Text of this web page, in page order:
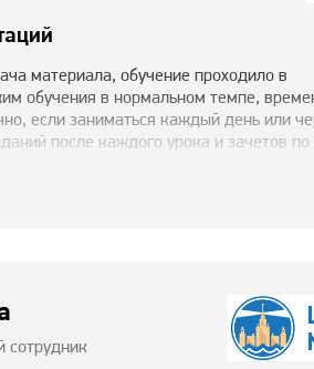
материала, обучение проходило в
обучения в нормальном темпе,
если заниматься каждый день или
после каждого урока и зачетов
понимать какой график к чему можно
делаю презентации для
презентации предают мне